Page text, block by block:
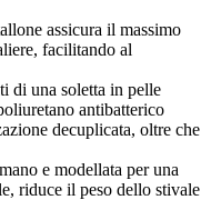
assicura il massimo
facilitando al
di una soletta in pelle
antibatterico
decuplicata, oltre che
e modellata per una
riduce il peso dello stivale